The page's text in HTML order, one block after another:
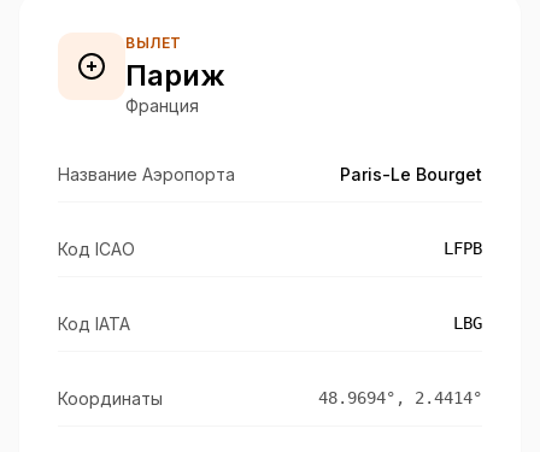
ВЫЛЕТ
Париж
Франция
Название Аэропорта Paris-Le Bourget
Код ICAO LFPB
Код IATA LBG
Координаты 48.9694°, 2.4414°